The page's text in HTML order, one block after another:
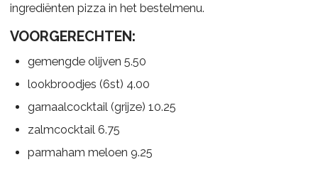
ingrediënten pizza in het bestelmenu.
VOORGERECHTEN:
gemengde olijven 5.50
lookbroodjes (6st) 4.00
garnaalcocktail (grijze) 10.25
zalmcocktail 6.75
parmaham meloen 9.25